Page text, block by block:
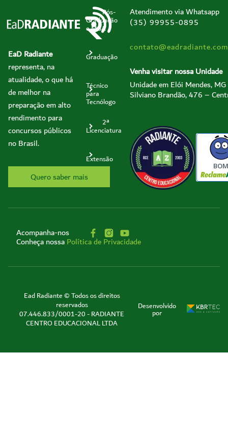
EaD Radiante
representa, na
atualidade, o que há
de melhor na
preparação em alto
rendimento para
concursos públicos
no Brasil.
Quero saber mais
Pós-
Graduação
e MBA
Graduação
Técnico
para
Tecnólogo
2ª
Licenciatura
Extensão
Atendimento via Whatsapp
(35) 99955-0895
Venha visitar nossa Unidade
Unidade em Elói Mendes, MG
Silviano Brandão, 476 –
Acompanha-nos
Conheça nossaPolítica de Privacidade
Ead Radiante © Todos os direitos
reservados
07.446.833/0001-20 - RADIANTE
CENTRO EDUCACIONAL LTDA
Desenvolvido
por